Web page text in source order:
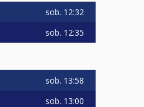
sob. 12:32
sob. 12:35
sob. 13:58
sob. 13:00